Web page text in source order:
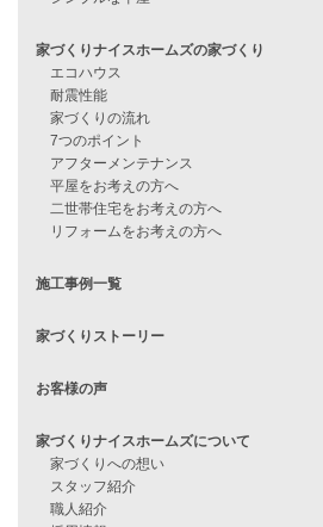
見学会情報
住宅ローン審査に落ちた方・
月収25万円で家を建てる方法
Line Up